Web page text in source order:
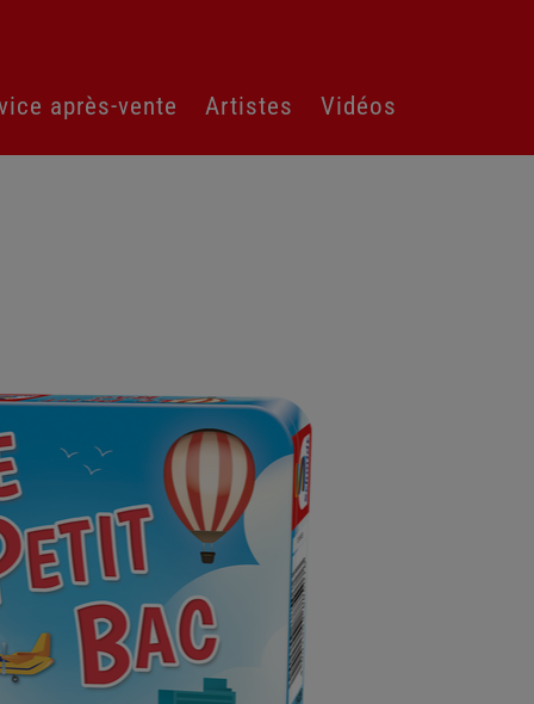
après-vente Artistes Vidéos